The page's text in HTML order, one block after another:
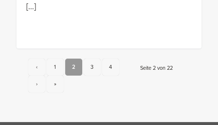
[…]
Seite 2 von 22
‹ 1 2 3 4
› »